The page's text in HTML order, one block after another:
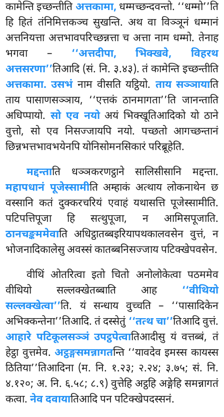
कामेन्ति इच्छन्तीतिअत्तकामा, धम्मच्छन्दवन्तो. ‘‘धम्मो’’ति
हि हितं तंनिमित्तकञ्च सुखन्ति. अथ वा विञ्ञूनं धम्मानं
अत्तनियत्ता अत्तभावपरिच्छन्नत्ता च अत्ता नाम धम्मो. तेनाह
भगवा – ‘‘अत्तदीपा, भिक्खवे, विहरथ
अत्तसरणा’’तिआदि (सं. नि. ३.४३). तं कामेन्ति इच्छन्तीति
अत्तकामा. उसभंनाम वीसति यट्ठियो. ताय सञ्ञायाति
ताय पासाणसञ्ञाय, ‘‘एत्तकं ठानमागता’’ति जानन्ताति
अधिप्पायो.सो एव नयोअयं भिक्खूतिआदिको यो ठाने
वुत्तो, सो एव निसज्जायपि नयो. पच्छतो आगच्छन्तानं
छिन्नभत्तभावभयेनपि योनिसोमनसिकारं परिब्रूहेति.
मद्दन्ताति धञ्ञकरणट्ठाने सालिसीसानि मद्दन्ता.
महापधानं पूजेस्सामीति अम्हाकं अत्थाय लोकनाथेन छ
वस्सानि कतं दुक्करचरियं एवाहं यथासत्ति पूजेस्सामीति.
पटिपत्तिपूजा हि सत्थुपूजा, न आमिसपूजाति.
ठानचङ्कममेवाति अधिट्ठातब्बइरियापथकालवसेन वुत्तं, न
भोजनादिकालेसु अवस्सं कातब्बनिसज्जाय पटिक्खेपवसेन.
वीथिं ओतरित्वा इतो चितो अनोलोकेत्वा पठममेव
वीथियो सल्लक्खेतब्बाति आह ‘‘वीथियो
सल्लक्खेत्वा’’ति. यं सन्धायवुच्चति – ‘‘पासादिकेन
अभिक्कन्तेना’’तिआदि. तं दस्सेतुं ‘‘तत्थ चा’’तिआदि वुत्तं.
आहारे पटिकूलसञ्ञं उपट्ठपेत्वातिआदीसु यं वत्तब्बं, तं
हेट्ठा वुत्तमेव. अट्ठङ्गसमन्नागतन्ति ‘‘यावदेव इमस्स कायस्स
ठितिया’’तिआदिना (म. नि. १.२३; २.२४; ३.७५; सं. नि.
४.१२०; अ. नि. ६.५८; ८.९) वुत्तेहि अट्ठहि अङ्गेहि समन्नागतं
कत्वा.नेव दवायातिआदि पन पटिक्खेपदस्सनं.